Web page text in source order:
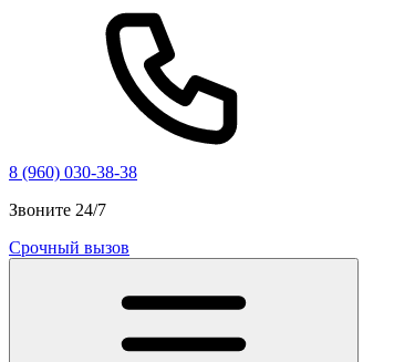
8 (960) 030-38-38
Звоните 24/7
Срочный вызов